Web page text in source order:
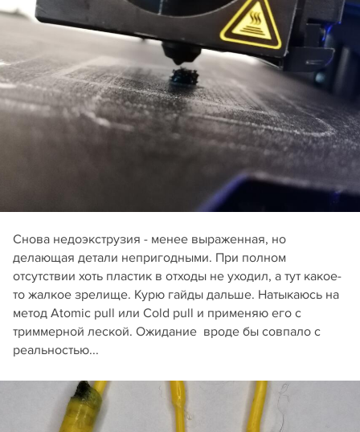
Снова недоэкструзия - менее выраженная, но
делающая детали непригодными. При полном
отсутствии хоть пластик в отходы не уходил, а тут какое-
то жалкое зрелище. Курю гайды дальше. Натыкаюсь на
метод Atomic pull или Cold pull и применяю его с
триммерной леской. Ожидание вроде бы совпало с
реальностью...